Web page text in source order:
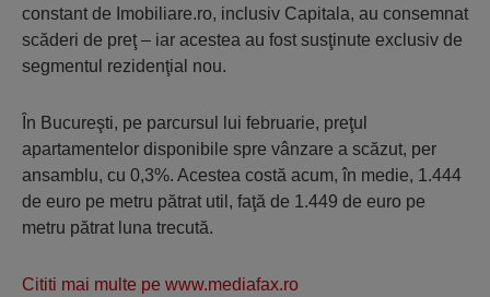
constant de Imobiliare.ro, inclusiv Capitala, au consemnat
scăderi de preţ – iar acestea au fost susţinute exclusiv de
segmentul rezidenţial nou.
În Bucureşti, pe parcursul lui februarie, preţul
apartamentelor disponibile spre vânzare a scăzut, per
ansamblu, cu 0,3%. Acestea costă acum, în medie, 1.444
de euro pe metru pătrat util, faţă de 1.449 de euro pe
metru pătrat luna trecută.
Cititi mai multe pe www.mediafax.ro